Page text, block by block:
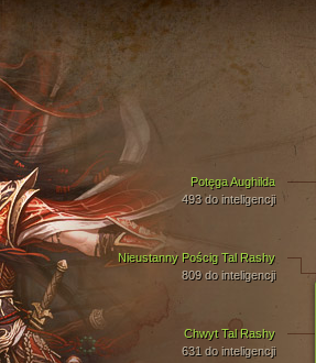
Nieustanny Pościg Tal Rashy
809 do inteligencji
Chwyt Tal Rashy
631 do inteligencji
Potęga Aughilda
493 do inteligencji